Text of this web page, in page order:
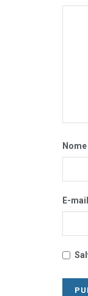
Nome
E-mail